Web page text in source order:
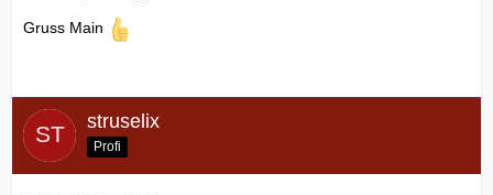
Gruss Main
struselix
Profi